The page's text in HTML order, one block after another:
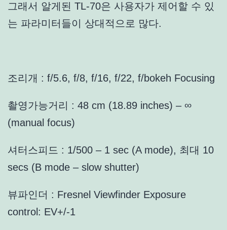
그래서 알게된 TL-70은 사용자가 제어할 수 있
는 파라미터들이 상대적으로 많다.
조리개 : f/5.6, f/8, f/16, f/22, f/bokeh Focusing
촬영가능거리 : 48 cm (18.89 inches) – ∞
(manual focus)
셔터스피드 : 1/500 – 1 sec (A mode), 최대 10
secs (B mode – slow shutter)
뷰파인더 : Fresnel Viewfinder Exposure
control: EV+/-1